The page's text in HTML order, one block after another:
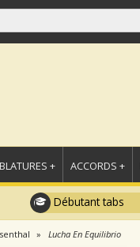
+ ACCORDS +
Débutant tabs
Lucha En Equilibrio